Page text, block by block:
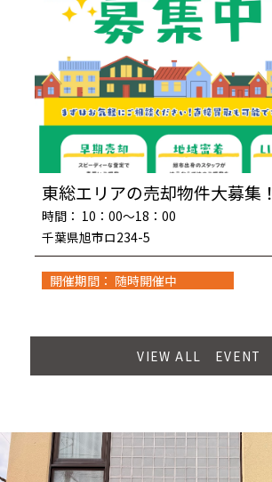
東総エリアの売却物件大募集！
時間： 10：00～18：00
千葉県旭市ロ234-5
開催期間： 随時開催中
VIEW ALL EVENT